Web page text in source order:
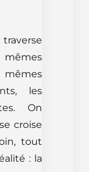
les
On
croise
tout
: la